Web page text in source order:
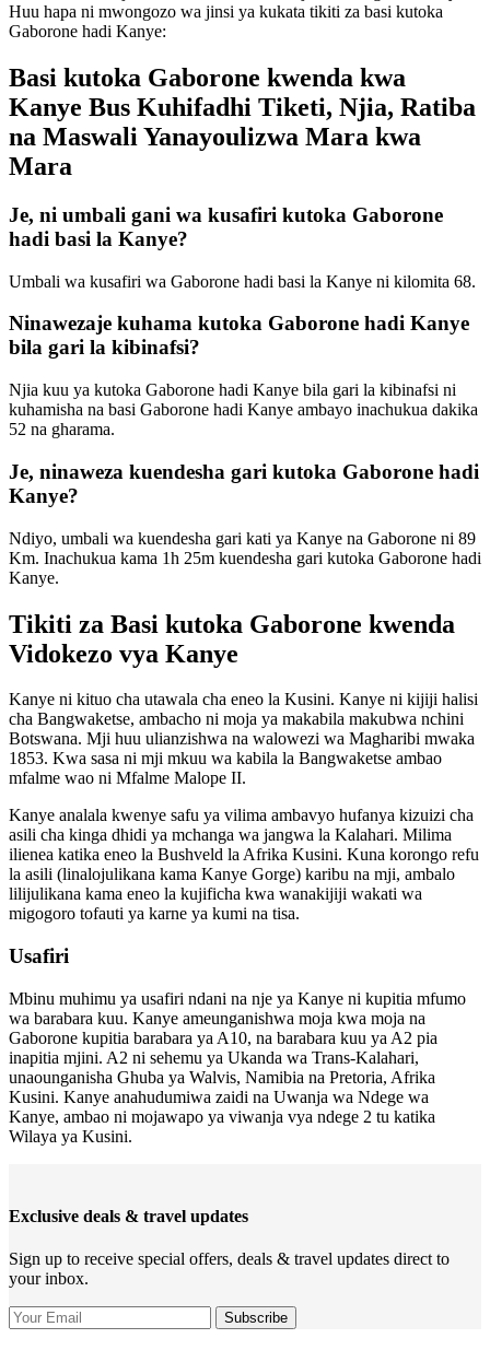
Huu hapa ni mwongozo wa jinsi ya kukata tikiti za basi kutoka
Gaborone hadi Kanye:
Basi kutoka Gaborone kwenda kwa
Kanye Bus Kuhifadhi Tiketi, Njia, Ratiba
na Maswali Yanayoulizwa Mara kwa
Mara
Je, ni umbali gani wa kusafiri kutoka Gaborone
hadi basi la Kanye?
Umbali wa kusafiri wa Gaborone hadi basi la Kanye ni kilomita 68.
Ninawezaje kuhama kutoka Gaborone hadi Kanye
bila gari la kibinafsi?
Njia kuu ya kutoka Gaborone hadi Kanye bila gari la kibinafsi ni
kuhamisha na basi Gaborone hadi Kanye ambayo inachukua dakika
52 na gharama.
Je, ninaweza kuendesha gari kutoka Gaborone hadi
Kanye?
Ndiyo, umbali wa kuendesha gari kati ya Kanye na Gaborone ni 89
Km. Inachukua kama 1h 25m kuendesha gari kutoka Gaborone hadi
Kanye.
Tikiti za Basi kutoka Gaborone kwenda
Vidokezo vya Kanye
Kanye ni kituo cha utawala cha eneo la Kusini. Kanye ni kijiji halisi
cha Bangwaketse, ambacho ni moja ya makabila makubwa nchini
Botswana. Mji huu ulianzishwa na walowezi wa Magharibi mwaka
1853. Kwa sasa ni mji mkuu wa kabila la Bangwaketse ambao
mfalme wao ni Mfalme Malope II.
Kanye analala kwenye safu ya vilima ambavyo hufanya kizuizi cha
asili cha kinga dhidi ya mchanga wa jangwa la Kalahari. Milima
ilienea katika eneo la Bushveld la Afrika Kusini. Kuna korongo refu
la asili (linalojulikana kama Kanye Gorge) karibu na mji, ambalo
lilijulikana kama eneo la kujificha kwa wanakijiji wakati wa
migogoro tofauti ya karne ya kumi na tisa.
Usafiri
Mbinu muhimu ya usafiri ndani na nje ya Kanye ni kupitia mfumo
wa barabara kuu. Kanye ameunganishwa moja kwa moja na
Gaborone kupitia barabara ya A10, na barabara kuu ya A2 pia
inapitia mjini. A2 ni sehemu ya Ukanda wa Trans-Kalahari,
unaounganisha Ghuba ya Walvis, Namibia na Pretoria, Afrika
Kusini. Kanye anahudumiwa zaidi na Uwanja wa Ndege wa
Kanye, ambao ni mojawapo ya viwanja vya ndege 2 tu katika
Wilaya ya Kusini.
Exclusive deals & travel updates
Sign up to receive special offers, deals & travel updates direct to
your inbox.